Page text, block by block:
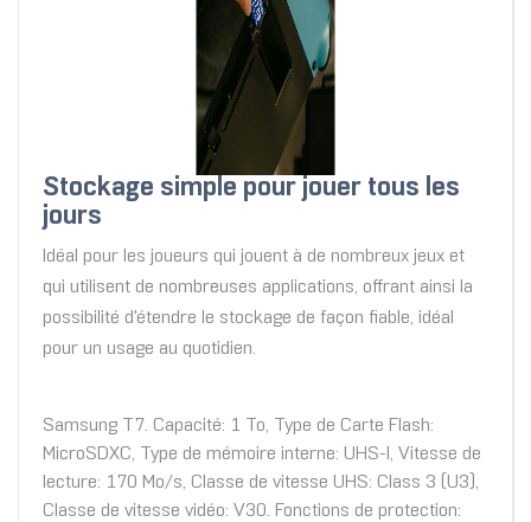
Stockage simple pour jouer tous les
jours
Idéal pour les joueurs qui jouent à de nombreux jeux et
qui utilisent de nombreuses applications, offrant ainsi la
possibilité d'étendre le stockage de façon fiable, idéal
pour un usage au quotidien.
Samsung T7. Capacité: 1 To, Type de Carte Flash:
MicroSDXC, Type de mémoire interne: UHS-I, Vitesse de
lecture: 170 Mo/s, Classe de vitesse UHS: Class 3 (U3),
Classe de vitesse vidéo: V30. Fonctions de protection: